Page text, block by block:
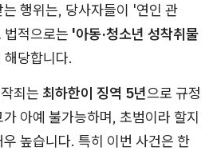
행위는, 당사자들이 '연인 관
적으로는 '아동·청소년 성착취물
해당합니다.
죄는 최하한이 징역 5년으로 규정
아예 불가능하며, 초범이라 할지
높습니다. 특히 이번 사건은 한